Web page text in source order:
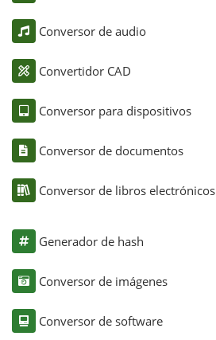
Conversor de audio
Convertidor CAD
Conversor para dispositivos
Conversor de documentos
Conversor de libros electrónicos
Generador de hash
Conversor de imágenes
Conversor de software